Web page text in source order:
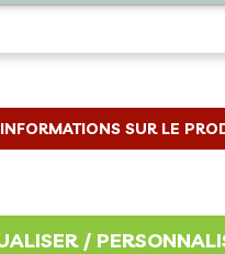
INFORMATIONS SUR LE